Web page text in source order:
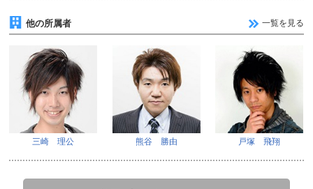
他の所属者 一覧を見る
三崎 理公 熊谷 勝由 戸塚 飛翔